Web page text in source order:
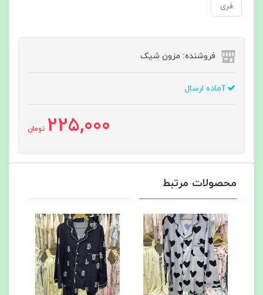
فری
فروشنده: مزون شیک
آماده ارسال
225,000 تومان
محصولات مرتبط